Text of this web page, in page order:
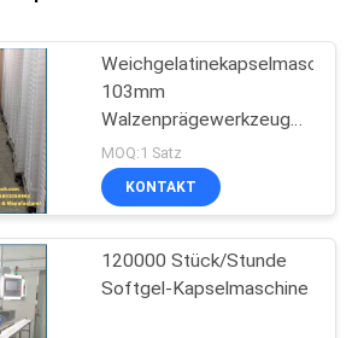
Weichgelatinekapselmaschine
103mm
Walzenprägewerkzeug
für Paintball-Produktion
MOQ:1 Satz
KONTAKT
120000 Stück/Stunde
Softgel-Kapselmaschine